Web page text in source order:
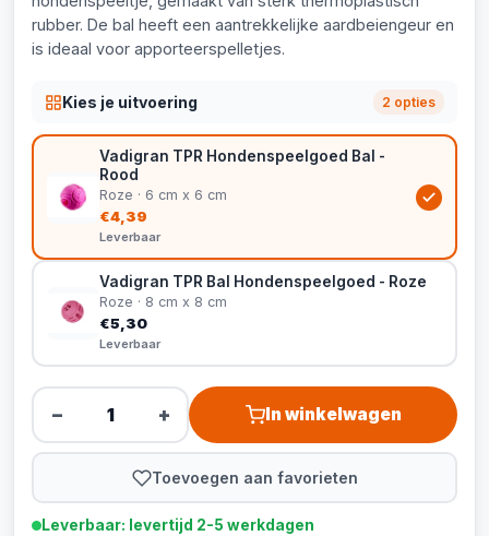
rubber. De bal heeft een aantrekkelijke aardbeiengeur en
is ideaal voor apporteerspelletjes.
Kies je uitvoering 2 opties
Vadigran TPR Hondenspeelgoed Bal -
Rood
Roze · 6 cm x 6 cm
€4,39
Leverbaar
Vadigran TPR Bal Hondenspeelgoed - Roze
Roze · 8 cm x 8 cm
€5,30
Leverbaar
− + In winkelwagen
Toevoegen aan favorieten
Leverbaar: levertijd 2-5 werkdagen